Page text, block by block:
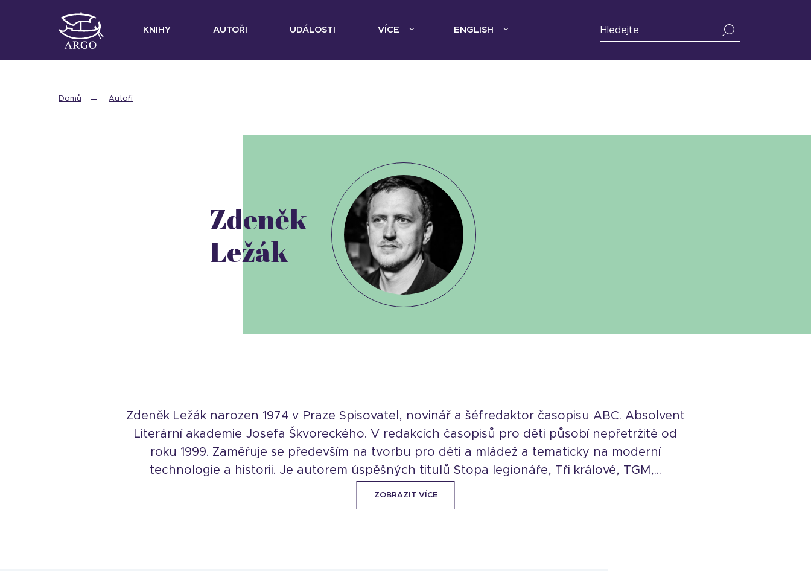
KNIHY AUTOŘI UDÁLOSTI VÍCE ENGLISH
Domů Autoři
Zdeněk
Ležák
Zdeněk Ležák narozen 1974 v Praze Spisovatel, novinář a šéfredaktor časopisu ABC. Absolvent
Literární akademie Josefa Škvoreckého. V redakcích časopisů pro děti působí nepřetržitě od
roku 1999. Zaměřuje se především na tvorbu pro děti a mládež a tematicky na moderní
technologie a historii. Je autorem úspěšných titulů Stopa legionáře, Tři králové, TGM,...
ZOBRAZIT VÍCE